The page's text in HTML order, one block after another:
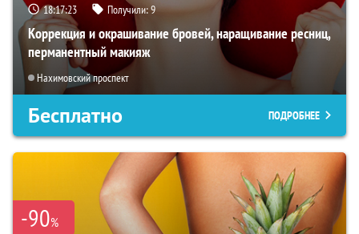
18:17:21 Получили:9
Коррекция и окрашивание бровей, наращивание ресниц,
перманентный макияж
Нахимовский проспект
Бесплатно ПОДРОБНЕЕ
-90%